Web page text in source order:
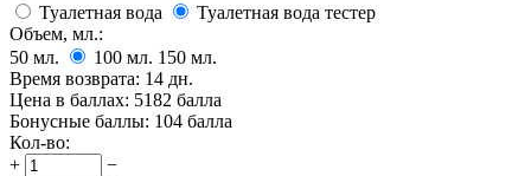
Туалетная вода
Туалетная вода тестер
Объем, мл.:
50 мл. 100 мл. 150 мл.
Время возврата: 14 дн.
Цена в баллах: 5182 балла
Бонусные баллы: 104 балла
Кол-во:
+
−